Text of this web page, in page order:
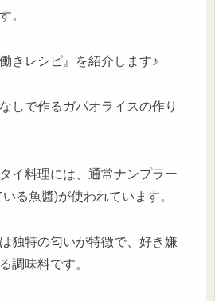
。
きレシピ』を紹介します♪
しで作るガパオライスの作り
イ料理には、通常ナンプラー
る魚醬)が使われています。
独特の匂いが特徴で、好き嫌
調味料です。